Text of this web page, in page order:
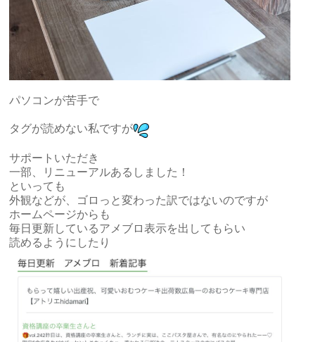
パソコンが苦手で
タグが読めない私ですが
サポートいただき
一部、リニューアルあるしました！
といっても
外観などが、ゴロっと変わった訳ではないのですが
ホームページからも
毎日更新しているアメブロ表示を出してもらい
読めるようにしたり